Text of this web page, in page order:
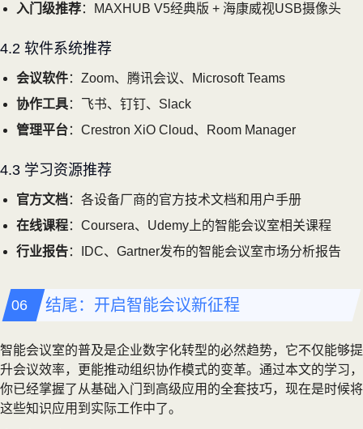
入门级推荐：MAXHUB V5经典版 + 海康威视USB摄像头
4.2 软件系统推荐
会议软件：Zoom、腾讯会议、Microsoft Teams
协作工具：飞书、钉钉、Slack
管理平台：Crestron XiO Cloud、Room Manager
4.3 学习资源推荐
官方文档：各设备厂商的官方技术文档和用户手册
在线课程：Coursera、Udemy上的智能会议室相关课程
行业报告：IDC、Gartner发布的智能会议室市场分析报告
结尾：开启智能会议新征程
智能会议室的普及是企业数字化转型的必然趋势，它不仅能够提
升会议效率，更能推动组织协作模式的变革。通过本文的学习，
你已经掌握了从基础入门到高级应用的全套技巧，现在是时候将
这些知识应用到实际工作中了。